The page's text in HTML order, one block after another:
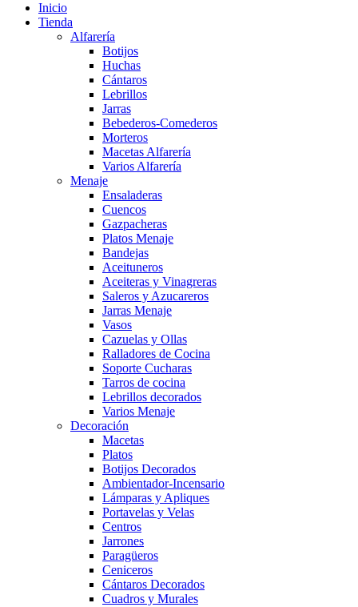
Inicio
Tienda
Alfarería
Botijos
Huchas
Cántaros
Lebrillos
Jarras
Bebederos-Comederos
Morteros
Macetas Alfarería
Varios Alfarería
Menaje
Ensaladeras
Cuencos
Gazpacheras
Platos Menaje
Bandejas
Aceituneros
Aceiteras y Vinagreras
Saleros y Azucareros
Jarras Menaje
Vasos
Cazuelas y Ollas
Ralladores de Cocina
Soporte Cucharas
Tarros de cocina
Lebrillos decorados
Varios Menaje
Decoración
Macetas
Platos
Botijos Decorados
Ambientador-Incensario
Lámparas y Apliques
Portavelas y Velas
Centros
Jarrones
Paragüeros
Ceniceros
Cántaros Decorados
Cuadros y Murales